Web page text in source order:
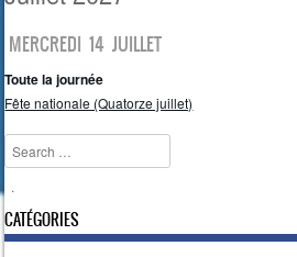
MERCREDI 14 JUILLET
Toute la journée
Fête nationale (Quatorze juillet)
Search
.
CATÉGORIES